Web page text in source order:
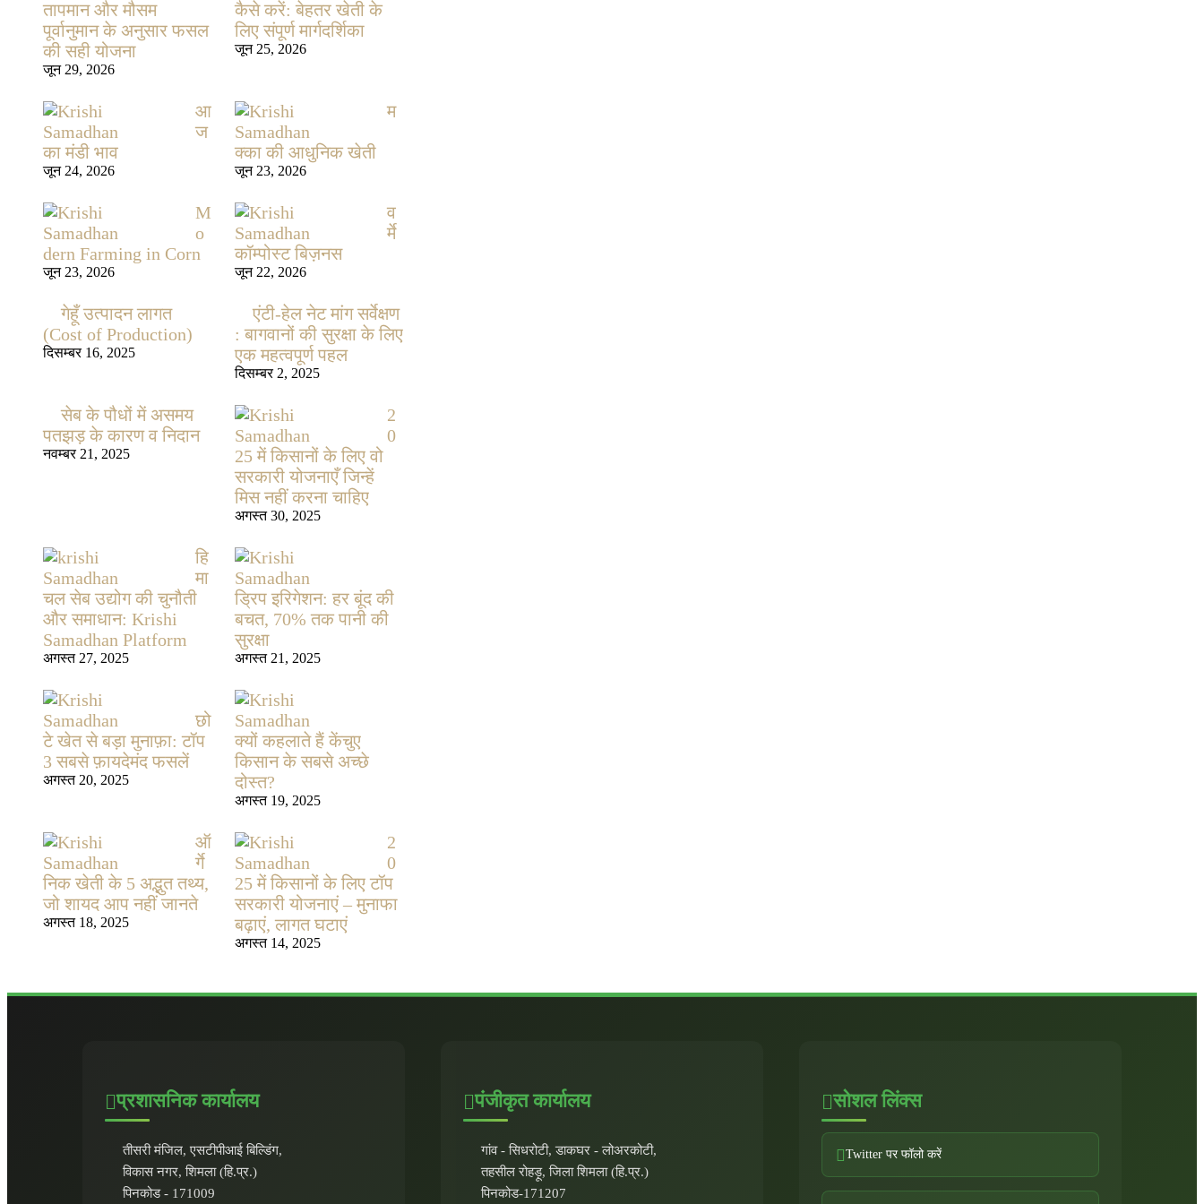
तापमान और मौसम
पूर्वानुमान के अनुसार फसल
की सही योजना
जून 29, 2026
कैसे करें: बेहतर खेती के
लिए संपूर्ण मार्गदर्शिका
जून 25, 2026
आ
ज
का मंडी भाव
जून 24, 2026
म
क्का की आधुनिक खेती
जून 23, 2026
M
o
dern Farming in Corn
जून 23, 2026
व
र्मे
कॉम्पोस्ट बिज़नस
जून 22, 2026
गेहूँ उत्पादन लागत
(Cost of Production)
दिसम्बर 16, 2025
एंटी-हेल नेट मांग सर्वेक्षण
: बागवानों की सुरक्षा के लिए
एक महत्वपूर्ण पहल
दिसम्बर 2, 2025
सेब के पौधों में असमय
पतझड़ के कारण व निदान
नवम्बर 21, 2025
2
0
25 में किसानों के लिए वो
सरकारी योजनाएँ जिन्हें
मिस नहीं करना चाहिए
अगस्त 30, 2025
हि
मा
चल सेब उद्योग की चुनौती
और समाधान: Krishi
Samadhan Platform
अगस्त 27, 2025
ड्रिप इरिगेशन: हर बूंद की
बचत, 70% तक पानी की
सुरक्षा
अगस्त 21, 2025
छो
टे खेत से बड़ा मुनाफ़ा: टॉप
3 सबसे फ़ायदेमंद फसलें
अगस्त 20, 2025
क्यों कहलाते हैं केंचुए
किसान के सबसे अच्छे
दोस्त?
अगस्त 19, 2025
ऑ
र्गे
निक खेती के 5 अद्भुत तथ्य,
जो शायद आप नहीं जानते
अगस्त 18, 2025
2
0
25 में किसानों के लिए टॉप
सरकारी योजनाएं – मुनाफा
बढ़ाएं, लागत घटाएं
अगस्त 14, 2025
प्रशासनिक कार्यालय
तीसरी मंजिल, एसटीपीआई बिल्डिंग,
विकास नगर, शिमला (हि.प्र.)
पिनकोड - 171009
पंजीकृत कार्यालय
गांव - सिधरोटी, डाकघर - लोअरकोटी,
तहसील रोहड़ू, जिला शिमला (हि.प्र.)
पिनकोड-171207
सोशल लिंक्स
Twitter पर फॉलो करें